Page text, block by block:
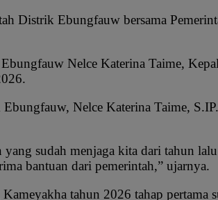
Distrik Ebungfauw bersama
Nelce Katerina Taime,
Nelce Katerina Taime,
sudah menjaga kita dari tahun
bantuan dari pemerintah,” ujarnya.
tahun 2026 tahap